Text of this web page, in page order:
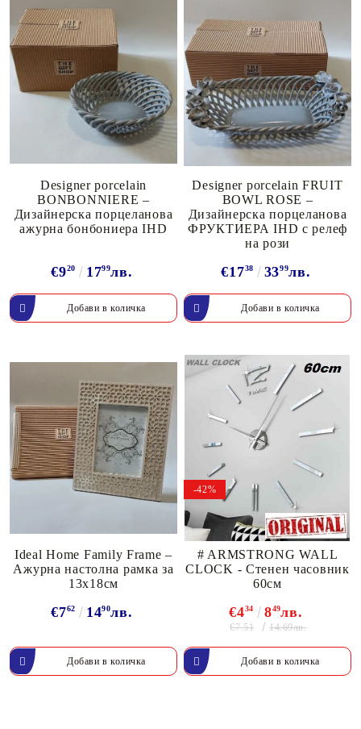
Designer porcelain
BONBONNIERE –
Дизайнерска порцеланова
ажурна бонбониера IHD
€920 1799лв.
Designer porcelain FRUIT
BOWL ROSE –
Дизайнерска порцеланова
ФРУКТИЕРА IHD с релеф
на рози
€1738 3399лв.
Ideal Home Family Frame –
Ажурна настолна рамка за
13х18см
€762 1490лв.
-42%
# ARMSTRONG WALL
CLOCK - Стенен часовник
60см
€434 849лв.
€7.51 14.69лв.